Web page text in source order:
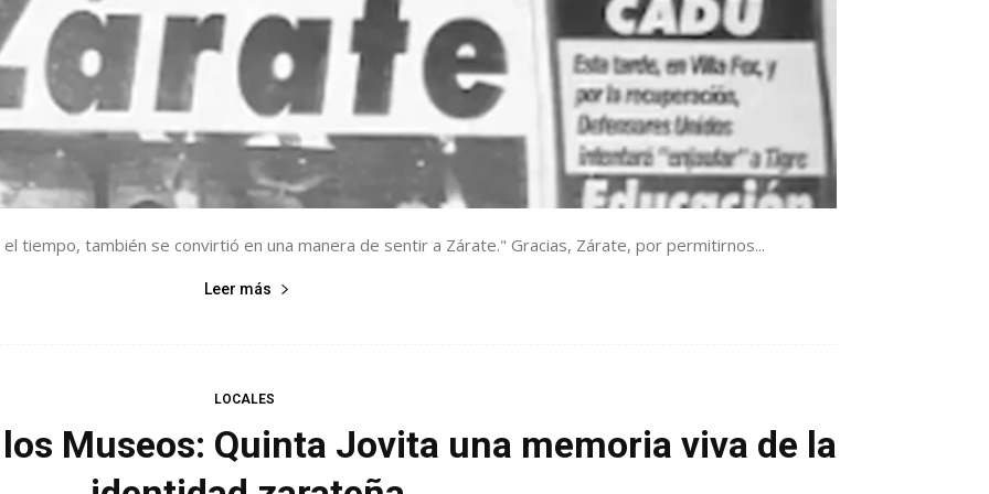
tiempo, también se convirtió en una manera de sentir a Zárate." Gracias, Zárate, por permitirnos...
Leer más
LOCALES
Museos: Quinta Jovita una memoria viva de la